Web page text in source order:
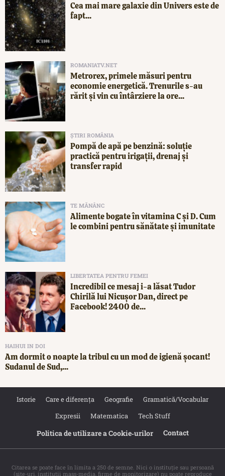
Cea mai mare galaxie din Univers este de
fapt...
ROMANIATV.NET
Metrorex, primele măsuri pentru
economie energetică. Trenurile s-au
rărit și vin cu întârziere la ore...
ȘTIRI ROMÂNIA
Pompă de apă pe benzină: soluție
practică pentru irigații, drenaj și
transfer rapid
TE MĂNÂNC
Alimente bogate în vitamina C și D. Cum
le combini pentru sănătate și imunitate
LIBERTATEA PENTRU FEMEI
Incredibil ce mesaj i-a lăsat Tudor
Chirilă lui Nicușor Dan, direct pe
Facebook! 2400 de...
HAIHUI IN DOI
Am dormit o noapte la tribul cu un mod de igienă șocant!
Sudanul de Sud,...
Istorie Care e diferența Geografie
Gramatică/Vocabular
Expresii
Matematica Tech Stuff
Politica de utilizare a Cookie‐urilor Contact
Citarea se poate face în limita a 250 de semne. Nici o instituţie sau persoană
(site-uri, instituţii mass-media, firme de monitorizare) nu poate reproduce